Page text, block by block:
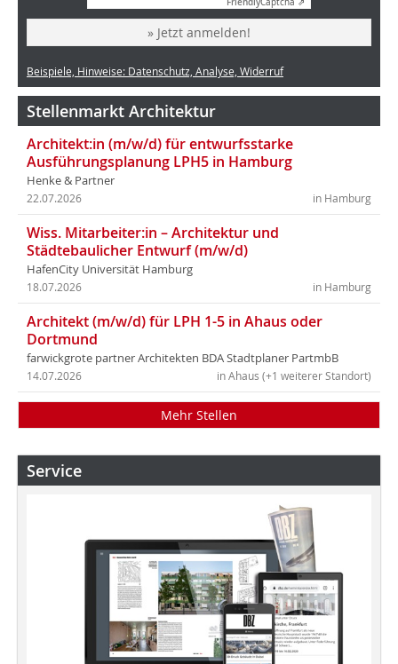
» Jetzt anmelden!
Beispiele, Hinweise: Datenschutz, Analyse, Widerruf
Stellenmarkt Architektur
Architekt:in (m/w/d) für entwurfsstarke
Ausführungsplanung LPH5 in Hamburg
Henke & Partner
in Hamburg
22.07.2026
Wiss. Mitarbeiter:in – Architektur und
Städtebaulicher Entwurf (m/w/d)
HafenCity Universität Hamburg
in Hamburg
18.07.2026
Architekt (m/w/d) für LPH 1-5 in Ahaus oder
Dortmund
farwickgrote partner Architekten BDA Stadtplaner PartmbB
in Ahaus (+1 weiterer Standort)
14.07.2026
Mehr Stellen
Service